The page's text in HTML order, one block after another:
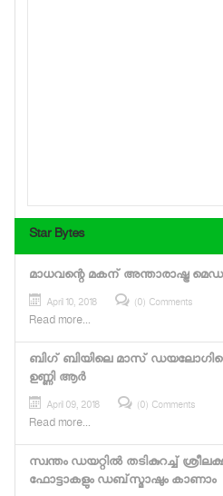
Star Bytes
മാധവന്റെ മകന് അന്താരാഷ്ട്ര
April 10, 2018 (0) Comments
Read more...
ബിഗ് ബിയിലെ മാസ്
ഉണ്ണി ആര്‍
April 09, 2018 (0) Comments
Read more...
സ്വന്തം ഡയറ്റില്‍ തടികുറച്ച്
ഫോട്ടാകളും ഡബ്‌സ്മാഷും കാണാം